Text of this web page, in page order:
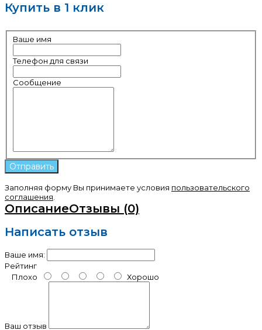
Купить в 1 клик
Ваше имя
Телефон для связи
Сообщение
Заполняя форму Вы принимаете условия пользовательского
соглашения
ОписаниеОтзывы (0)
Написать отзыв
Ваше имя:
Рейтинг
Плохо
Хорошо
Ваш отзыв